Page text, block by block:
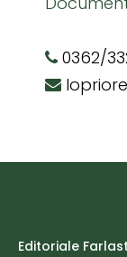
0362/
Editoriale